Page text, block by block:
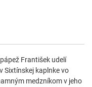
František udelí
Sixtínskej kaplnke vo
medzníkom v jeho